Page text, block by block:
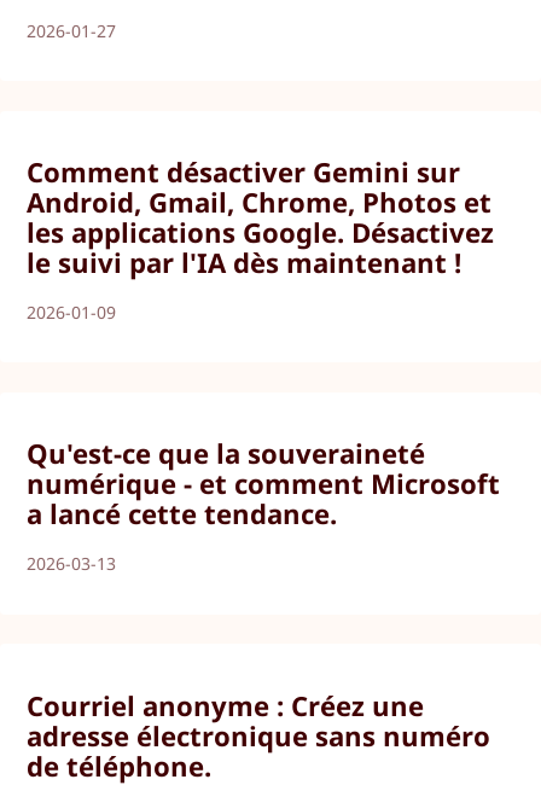
2026-01-27
Comment désactiver Gemini sur
Android, Gmail, Chrome, Photos et
les applications Google. Désactivez
le suivi par l'IA dès maintenant !
2026-01-09
Qu'est-ce que la souveraineté
numérique - et comment Microsoft
a lancé cette tendance.
2026-03-13
Courriel anonyme : Créez une
adresse électronique sans numéro
de téléphone.